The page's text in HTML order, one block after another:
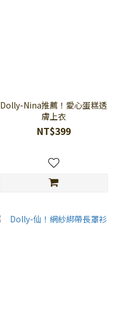
Dolly-Nina推薦！愛心蛋糕透
膚上衣
NT$399